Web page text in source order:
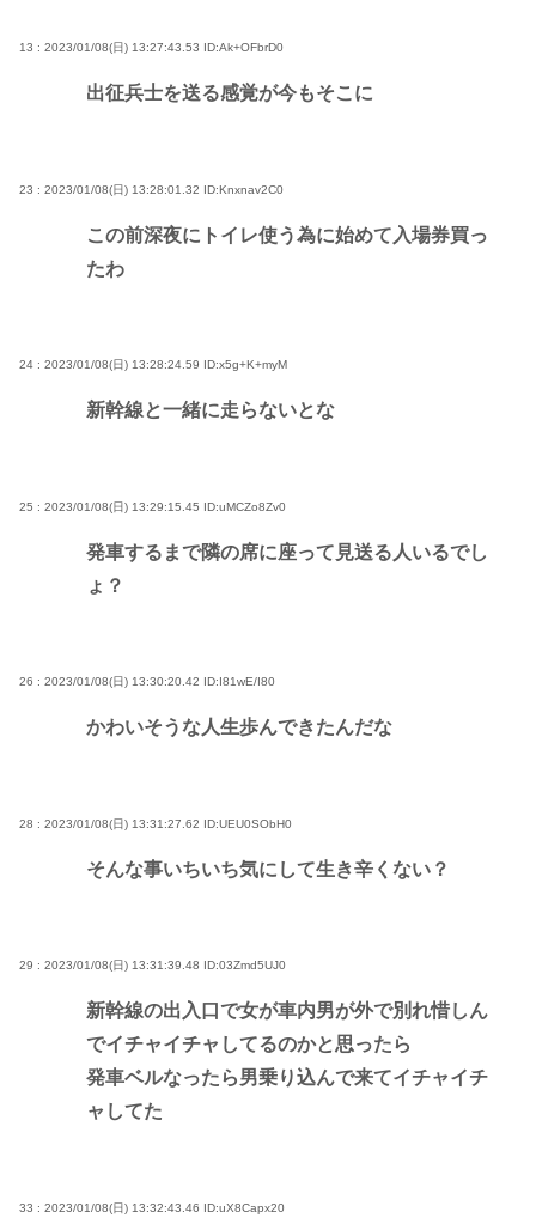
13 : 2023/01/08(日) 13:27:43.53 ID:Ak+OFbrD0
出征兵士を送る感覚が今もそこに
23 : 2023/01/08(日) 13:28:01.32 ID:Knxnav2C0
この前深夜にトイレ使う為に始めて入場券買っ
たわ
24 : 2023/01/08(日) 13:28:24.59 ID:x5g+K+myM
新幹線と一緒に走らないとな
25 : 2023/01/08(日) 13:29:15.45 ID:uMCZo8Zv0
発車するまで隣の席に座って見送る人いるでし
ょ？
26 : 2023/01/08(日) 13:30:20.42 ID:I81wE/I80
かわいそうな人生歩んできたんだな
28 : 2023/01/08(日) 13:31:27.62 ID:UEU0SObH0
そんな事いちいち気にして生き辛くない？
29 : 2023/01/08(日) 13:31:39.48 ID:03Zmd5UJ0
新幹線の出入口で女が車内男が外で別れ惜しん
でイチャイチャしてるのかと思ったら
発車ベルなったら男乗り込んで来てイチャイチ
ャしてた
33 : 2023/01/08(日) 13:32:43.46 ID:uX8Capx20